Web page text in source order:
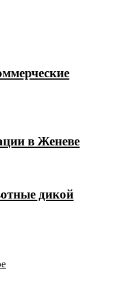
в Женеве
дикой